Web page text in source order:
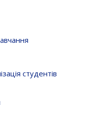
студентів